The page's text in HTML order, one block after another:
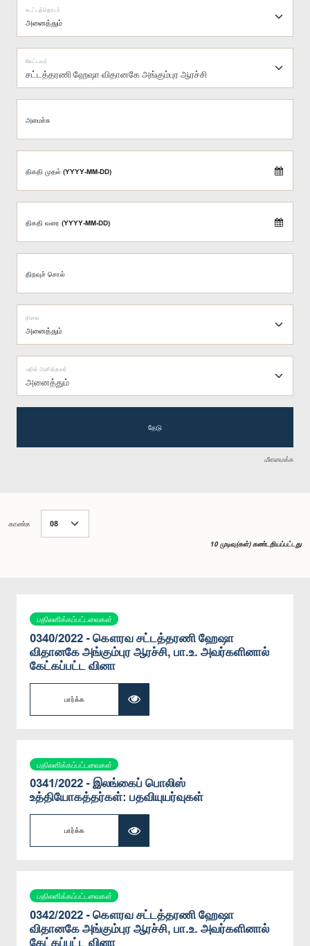
கூட்டத்தொடர்
சட்டத்தரணி ஹேஷா விதானகே அங்கும்புர ஆரச்சி
கேட்டவர்
அமைச்சு
திகதி முதல் (YYYY-MM-DD)
திகதி வரை (YYYY-MM-DD)
திறவுச் சொல்
நிலை
அனைத்தும்
பதில் அளித்தவர்
தேடு
மீளமைக்க
காண்க
10 முடிவு(கள்) கண்டறியப்பட்டது
பதிலளிக்கப்பட்டவைகள்
0340/2022 - கௌரவ சட்டத்தரணி ஹேஷா
விதானகே அங்கும்புர ஆரச்சி, பா.உ. அவர்களினால்
கேட்கப்பட்ட வினா
பார்க்க
பதிலளிக்கப்பட்டவைகள்
0341/2022 - இலங்கைப் பொலிஸ்
உத்தியோகத்தர்கள்: பதவியுயர்வுகள்
பார்க்க
பதிலளிக்கப்பட்டவைகள்
0342/2022 - கௌரவ சட்டத்தரணி ஹேஷா
விதானகே அங்கும்புர ஆரச்சி, பா.உ. அவர்களினால்
கேட்கப்பட்ட வினா